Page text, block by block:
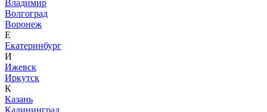
Владимир
Волгоград
Воронеж
Е
Екатеринбург
И
Ижевск
Иркутск
К
Казань
Калининград